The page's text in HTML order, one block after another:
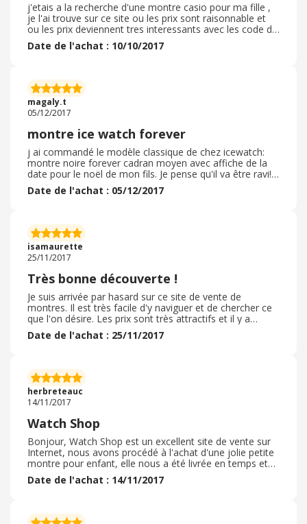
j'etais a la recherche d'une montre casio pour ma fille ,
je l'ai trouve sur ce site ou les prix sont raisonnable et
ou les prix deviennent tres interessants avec les code de
bienvenue... ... achat tout a fait conforme livraison dans
les temps je recommande fortement
Date de l'achat : 10/10/2017
magaly.t
05/12/2017
montre ice watch forever
j ai commandé le modèle classique de chez icewatch:
montre noire forever cadran moyen avec affiche de la
date pour le noël de mon fils. Je pense qu'il va être ravi!!!
En tout cas moi je le suis car le prix était de loin le plus
bas en comparaison au magasin et autres sites...
Date de l'achat : 05/12/2017
isamaurette
25/11/2017
Très bonne découverte !
Je suis arrivée par hasard sur ce site de vente de
montres. Il est très facile d'y naviguer et de chercher ce
que l'on désire. Les prix sont très attractifs et il y a
beaucoup de choix pour tous les budgets. Le traitement
de la commande a été fait le jour même, l'expédition est
Date de l'achat : 25/11/2017
herbreteauc
14/11/2017
Watch Shop
Bonjour, Watch Shop est un excellent site de vente sur
Internet, nous avons procédé à l'achat d'une jolie petite
montre pour enfant, elle nous a été livrée en temps et
en heure dans les délais annoncés et de plus le produit
est de belle qualité je le recommande.
Date de l'achat : 14/11/2017